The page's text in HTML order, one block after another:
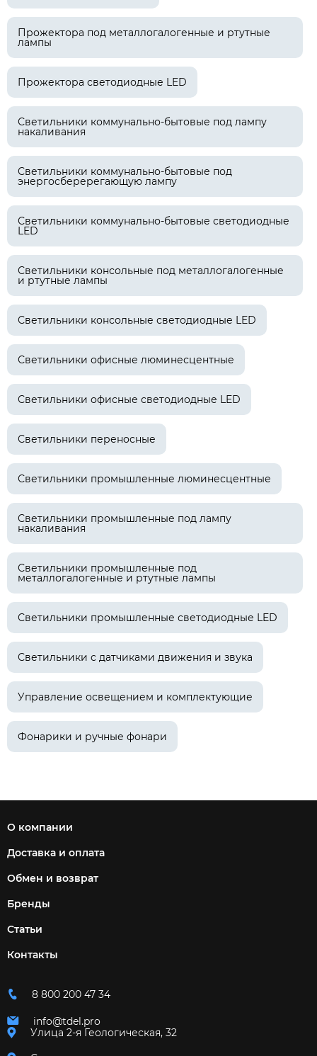
Прожектора под металлогалогенные и ртутные
лампы
Прожектора светодиодные LED
Светильники коммунально-бытовые под лампу
накаливания
Светильники коммунально-бытовые под
энергосберерегающую лампу
Светильники коммунально-бытовые светодиодные
LED
Светильники консольные под металлогалогенные
и ртутные лампы
Светильники консольные светодиодные LED
Светильники офисные люминесцентные
Светильники офисные светодиодные LED
Светильники переносные
Светильники промышленные люминесцентные
Светильники промышленные под лампу
накаливания
Светильники промышленные под
металлогалогенные и ртутные лампы
Светильники промышленные светодиодные LED
Светильники с датчиками движения и звука
Управление освещением и комплектующие
Фонарики и ручные фонари
О компании
Доставка и оплата
Обмен и возврат
Бренды
Статьи
Контакты
8 800 200 47 34
info@tdel.pro
Улица 2-я Геологическая, 32